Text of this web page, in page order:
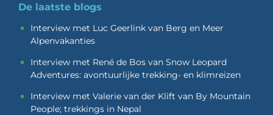
De laatste blogs
Interview met Luc Geerlink van Berg en Meer
Alpenvakanties
Interview met René de Bos van Snow Leopard
Adventures: avontuurlijke trekking- en klimreizen
Interview met Valerie van der Klift van By Mountain
People; trekkings in Nepal